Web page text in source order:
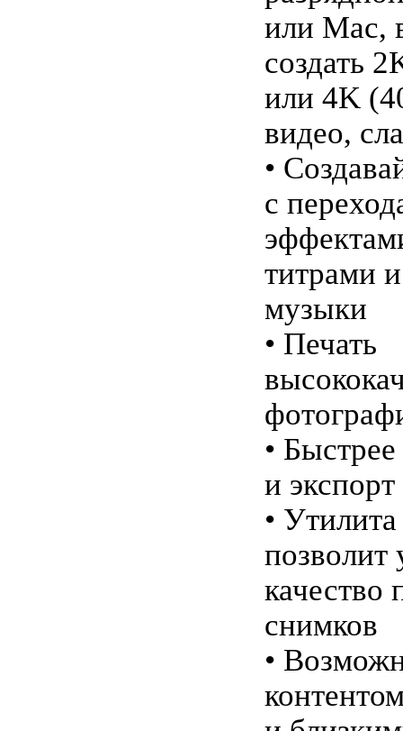
или Mac,
создать
или 4K
видео,
•
с
титрами
музыки
• Печать
•
и
•
позволит
качество
снимков
•